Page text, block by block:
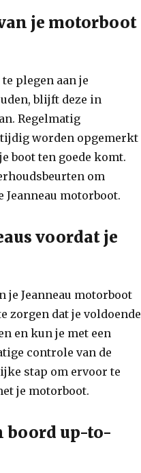
je motorboot
plegen aan je
blijft deze in
Regelmatig
worden opgemerkt
boot ten goede komt.
om
motorboot.
voordat je
je Jeanneau motorboot
zorgen dat je voldoende
en kun je met een
controle van de
stap om ervoor te
je motorboot.
boord up-to-